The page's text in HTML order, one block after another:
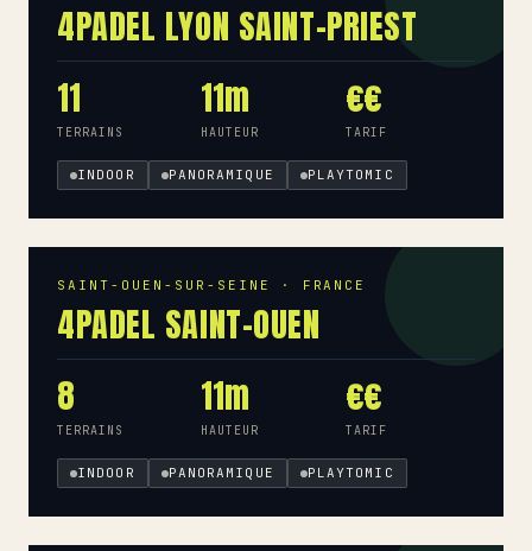
4PADEL LYON SAINT-PRIEST
11
TERRAINS
11m
HAUTEUR
€€
TARIF
INDOOR PANORAMIQUE PLAYTOMIC
SAINT-OUEN-SUR-SEINE · FRANCE
4PADEL SAINT-OUEN
8
TERRAINS
11m
HAUTEUR
€€
TARIF
INDOOR PANORAMIQUE PLAYTOMIC